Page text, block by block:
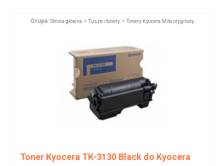
Grupa: Strona główna > Tusze i tonery> Tonery Kyocera-Mita oryginały
Toner Kyocera TK-3130 Black do Kyocera